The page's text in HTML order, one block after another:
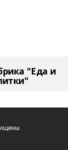
"Еда и